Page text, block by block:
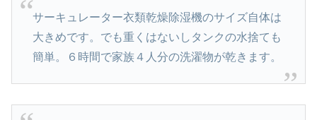
サーキュレーター衣類乾燥除湿機のサイズ自体は
大きめです。でも重くはないしタンクの水捨ても
簡単。６時間で家族４人分の洗濯物が乾きます。